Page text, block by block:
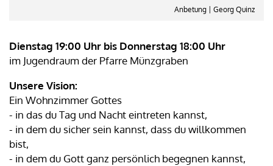
Anbetung | Georg Quinz
Dienstag 19:00 Uhr bis Donnerstag 18:00 Uhr
im Jugendraum der Pfarre Münzgraben
Unsere Vision:
Ein Wohnzimmer Gottes
- in das du Tag und Nacht eintreten kannst,
- in dem du sicher sein kannst, dass du willkommen
bist,
- in dem du Gott ganz persönlich begegnen kannst,